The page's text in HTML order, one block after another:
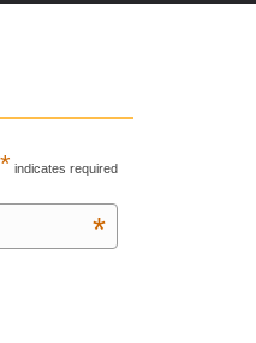
* indicates required
*